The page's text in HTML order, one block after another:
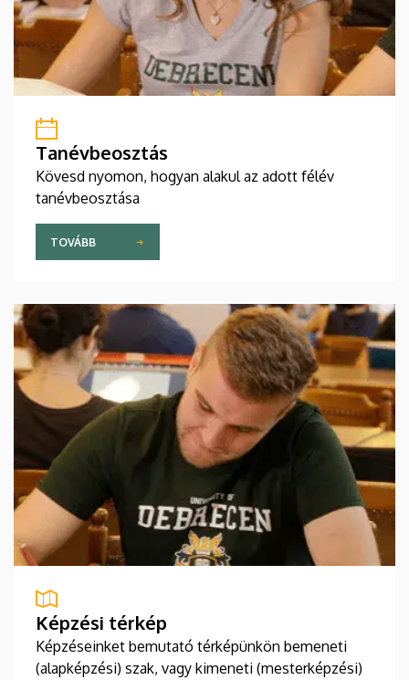
Tanévbeosztás
Kövesd nyomon, hogyan alakul az adott félév
tanévbeosztása
TOVÁBB
Képzési térkép
Képzéseinket bemutató térképünkön bemeneti
(alapképzési) szak, vagy kimeneti (mesterképzési)